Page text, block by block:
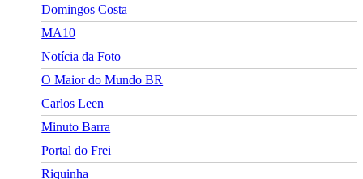
Domingos Costa
MA10
Notícia da Foto
O Maior do Mundo BR
Carlos Leen
Minuto Barra
Portal do Frei
Riquinha